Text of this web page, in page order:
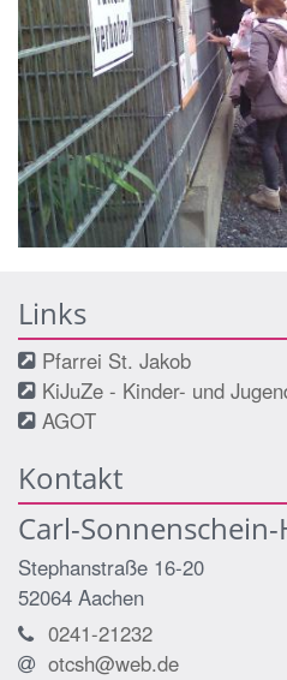
Links
Pfarrei St. Jakob
KiJuZe - Kinder- und
AGOT
Kontakt
Carl-Sonnenschein-
Stephanstraße 16-20
52064 Aachen
0241-21232
otcsh@web.de